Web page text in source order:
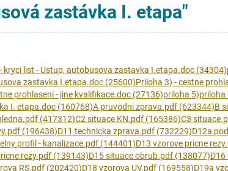
zastávka I. etapa"
kryci list - Ustup, autobusova zastavka I.etapa.doc (34304)
zastavka I.etapa.doc (25600)Priloha 3) - cestne
prohlaseni - jine kvalifikace.doc (27136)priloha 5)priloha
I. etapa.doc (160768)A pruvodni zprava.pdf (623344)B
(417312)C2 situace KN.pdf (165386)C3
(196438)D11 technicka zprava.pdf (732229)D12a
profil - kanalizace.pdf (144401)D13 vzorove pricne
rezy.pdf (139143)D15 situace obrub.pdf (138077)D16
RS.pdf (202420)D18 vzorova UV.pdf (169558)D19a